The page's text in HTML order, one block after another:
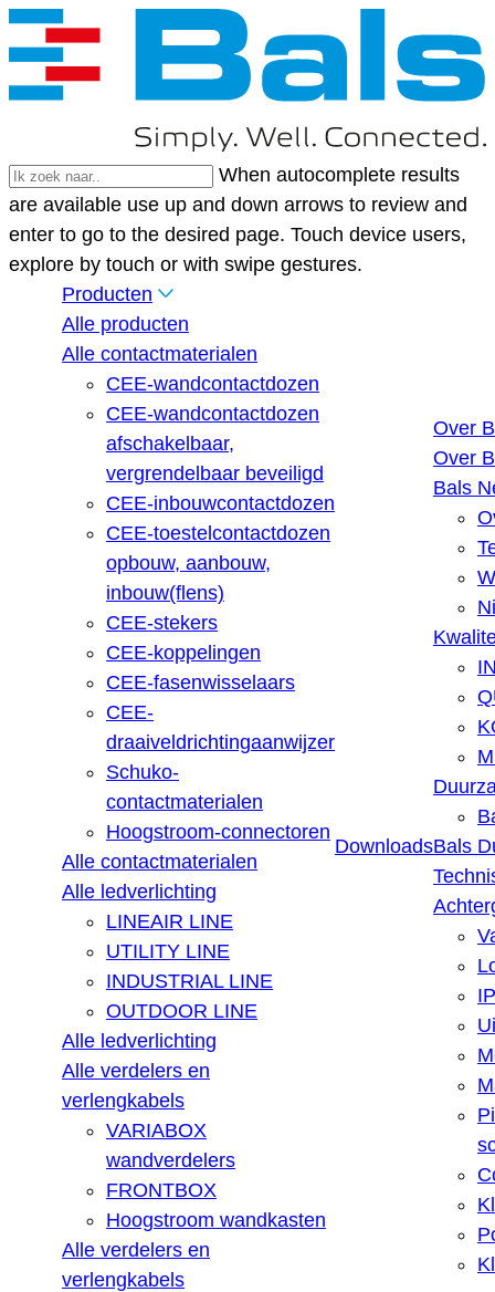
When autocomplete results
are available use up and down arrows to review and
enter to go to the desired page. Touch device users,
explore by touch or with swipe gestures.
Producten
Alle producten
Alle contactmaterialen
CEE-wandcontactdozen
CEE-wandcontactdozen
afschakelbaar,
vergrendelbaar beveiligd
CEE-inbouwcontactdozen
CEE-toestelcontactdozen
opbouw, aanbouw,
inbouw(flens)
CEE-stekers
CEE-koppelingen
CEE-fasenwisselaars
CEE-
draaiveldrichtingaanwijzer
Schuko-
contactmaterialen
Hoogstroom-connectoren
Alle contactmaterialen
Alle ledverlichting
LINEAIR LINE
UTILITY LINE
INDUSTRIAL LINE
OUTDOOR LINE
Alle ledverlichting
Alle verdelers en
verlengkabels
VARIABOX
wandverdelers
FRONTBOX
Hoogstroom wandkasten
Alle verdelers en
verlengkabels
Downloads
Over
Over
Bals
Bals